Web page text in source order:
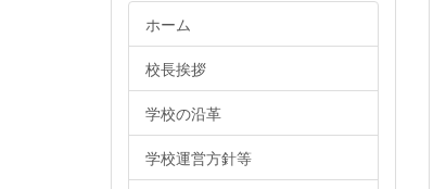
ホーム
校長挨拶
学校の沿革
学校運営方針等